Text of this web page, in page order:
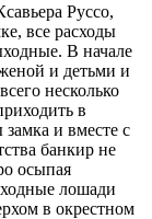
Руссо,
все расходы
В начале
и детьми и
несколько
в
и вместе с
банкир не
осыпая
лошади
в окрестном